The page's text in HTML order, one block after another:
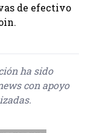
de efectivo
ha sido
con apoyo